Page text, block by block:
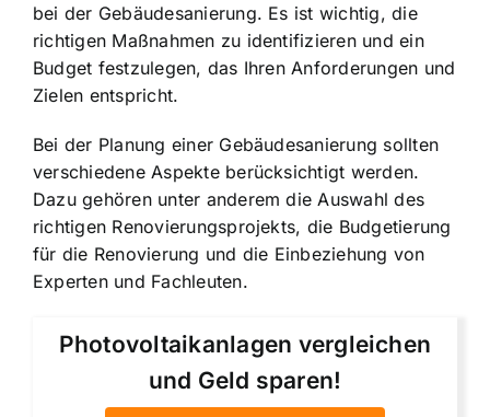
bei der Gebäudesanierung. Es ist wichtig, die
richtigen Maßnahmen zu identifizieren und ein
Budget festzulegen, das Ihren Anforderungen und
Zielen entspricht.
Bei der Planung einer Gebäudesanierung sollten
verschiedene Aspekte berücksichtigt werden.
Dazu gehören unter anderem die Auswahl des
richtigen Renovierungsprojekts, die Budgetierung
für die Renovierung und die Einbeziehung von
Experten und Fachleuten.
Photovoltaikanlagen vergleichen
und Geld sparen!